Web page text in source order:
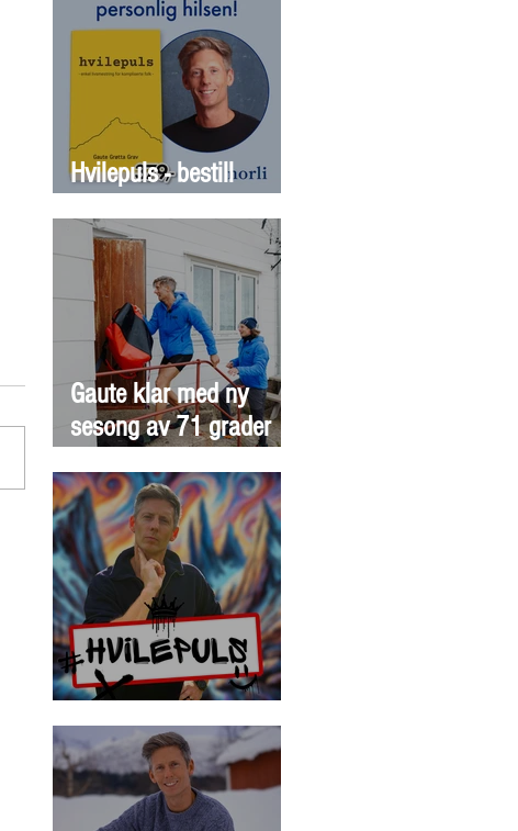
Hvilepuls - bestill
Gaute klar med ny
sesong av 71 grader